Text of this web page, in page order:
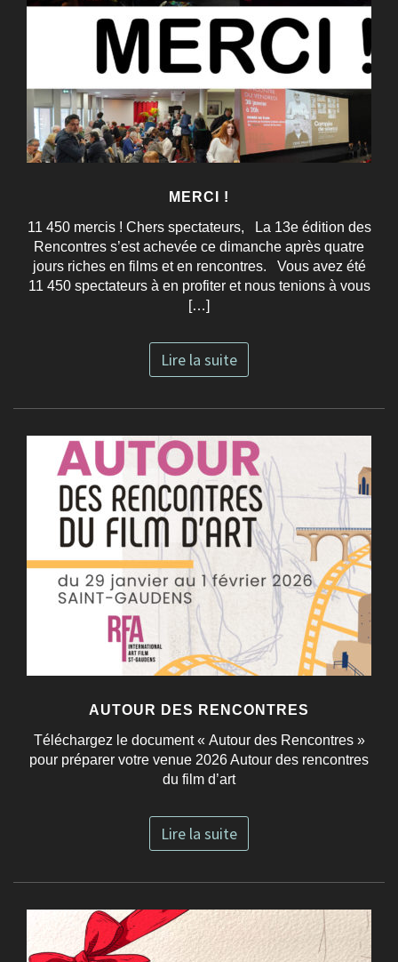
MERCI !
11 450 mercis ! Chers spectateurs, La 13e édition des
Rencontres s’est achevée ce dimanche après quatre
jours riches en films et en rencontres. Vous avez été
11 450 spectateurs à en profiter et nous tenions à vous
[…]
Lire la suite
AUTOUR DES RENCONTRES
Téléchargez le document « Autour des Rencontres »
pour préparer votre venue 2026 Autour des rencontres
du film d’art
Lire la suite